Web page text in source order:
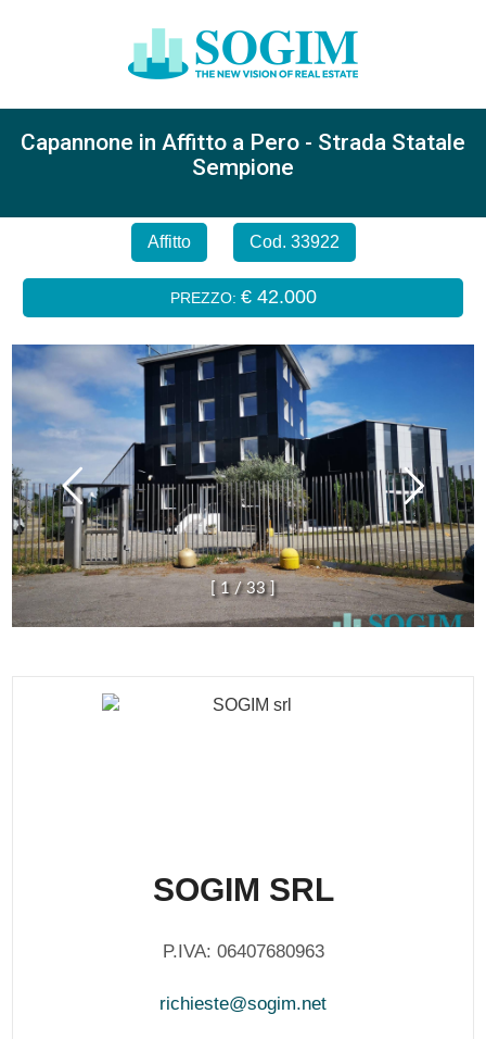
Capannone in Affitto a Pero - Strada Statale
Sempione
Affitto Cod. 33922
PREZZO: € 42.000
1 / 33
SOGIM SRL
P.IVA: 06407680963
richieste@sogim.net